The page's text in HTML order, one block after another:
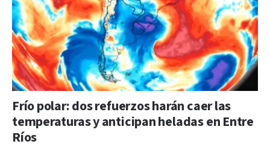
Frío polar: dos refuerzos harán caer las
temperaturas y anticipan heladas en Entre
Ríos